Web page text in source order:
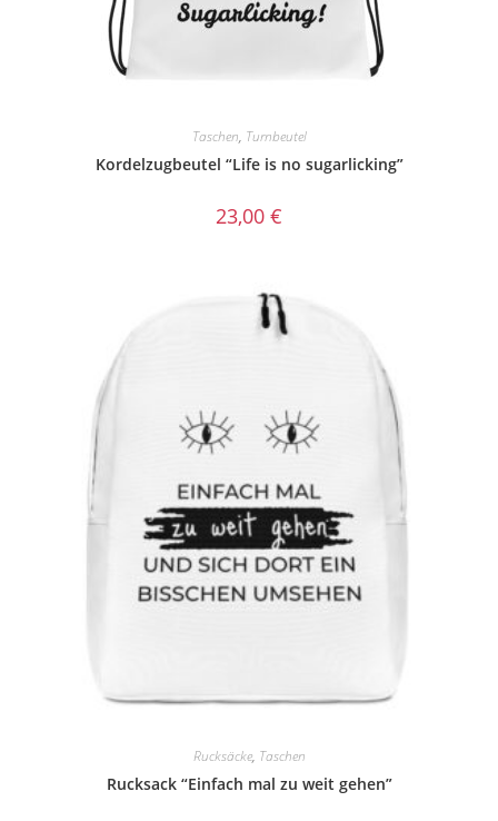
Taschen, Turnbeutel
Kordelzugbeutel “Life is no sugarlicking”
23,00 €
Rucksäcke, Taschen
Rucksack “Einfach mal zu weit gehen”